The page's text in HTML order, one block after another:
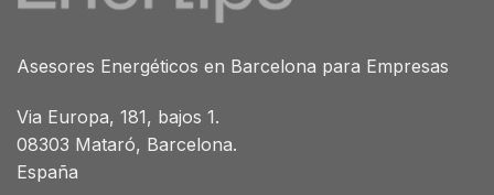
Asesores Energéticos en Barcelona para Empresas
Via Europa, 181, bajos 1.
08303 Mataró, Barcelona.
España